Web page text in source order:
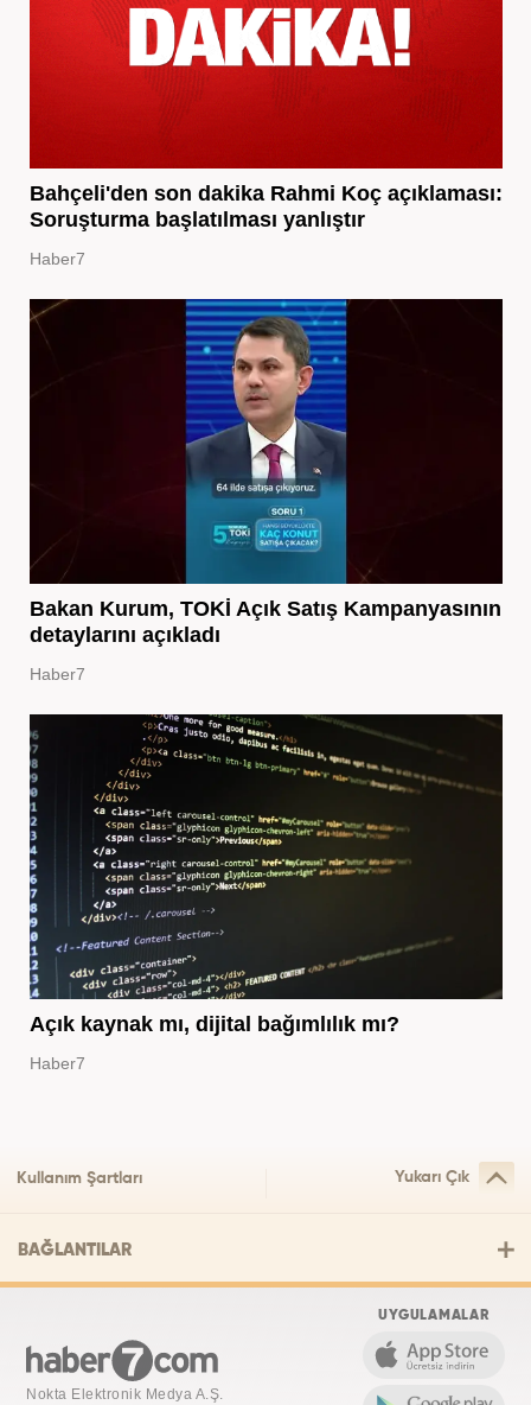
Bahçeli'den son dakika Rahmi Koç açıklaması:
Soruşturma başlatılması yanlıştır
Haber7
Bakan Kurum, TOKİ Açık Satış Kampanyasının
detaylarını açıkladı
Haber7
Açık kaynak mı, dijital bağımlılık mı?
Haber7
Kullanım Şartları Yukarı Çık
BAĞLANTILAR
Nokta Elektronik Medya A.Ş.
UYGULAMALAR